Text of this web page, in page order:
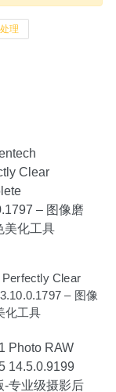
理
Clear
– 图像
化工具